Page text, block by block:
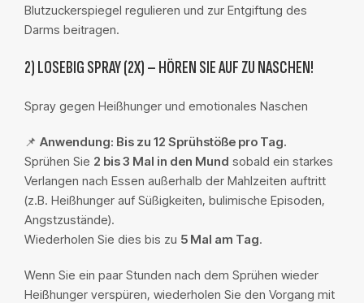
Blutzuckerspiegel regulieren und zur Entgiftung des
Darms beitragen.
2) LOSEBIG SPRAY (2X) – HÖREN SIE AUF ZU NASCHEN!
Spray gegen Heißhunger und emotionales Naschen
📌 Anwendung: Bis zu 12 Sprühstöße pro Tag.
Sprühen Sie 2 bis 3 Mal in den Mund sobald ein starkes
Verlangen nach Essen außerhalb der Mahlzeiten auftritt
(z.B. Heißhunger auf Süßigkeiten, bulimische Episoden,
Angstzustände).
Wiederholen Sie dies bis zu 5 Mal am Tag.
Wenn Sie ein paar Stunden nach dem Sprühen wieder
Heißhunger verspüren, wiederholen Sie den Vorgang mit